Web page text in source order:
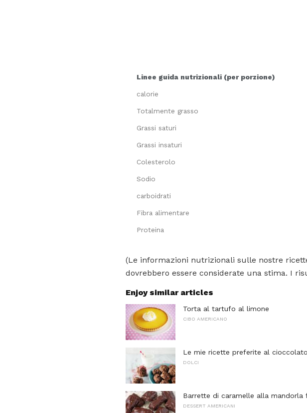
Linee guida nutrizionali (per porzione)
calorie
Totalmente grasso
Grassi saturi
Grassi insaturi
Colesterolo
Sodio
carboidrati
Fibra alimentare
Proteina
(Le informazioni nutrizionali sulle nostre
dovrebbero essere considerate una stima. I
Enjoy similar articles
Torta al tartufo al limone
CIBO AMERICANO
Le mie ricette preferite al cioccolato
DOLCI
Barrette di caramelle alla mandorla
DESSERT AMERICANI